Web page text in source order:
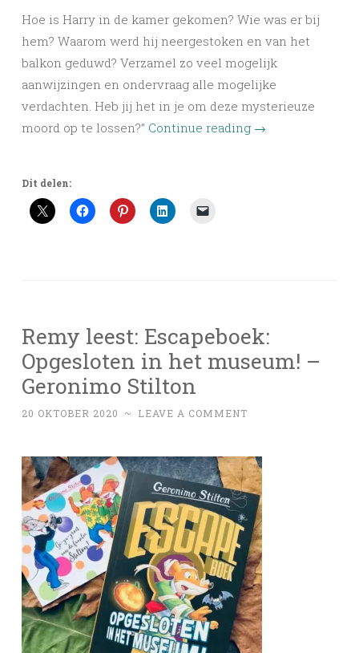
Hoe is Harry in de kamer gekomen? Wie was er bij
hem? Waarom werd hij neergestoken en van het
balkon geduwd? Verzamel zo veel mogelijk
aanwijzingen en ondervraag alle mogelijke
verdachten. Heb jij het in je om deze mysterieuze
moord op te lossen?” Continue reading →
Dit delen:
Remy leest: Escapeboek:
Opgesloten in het museum! –
Geronimo Stilton
20 OKTOBER 2020 ~ LEAVE A COMMENT